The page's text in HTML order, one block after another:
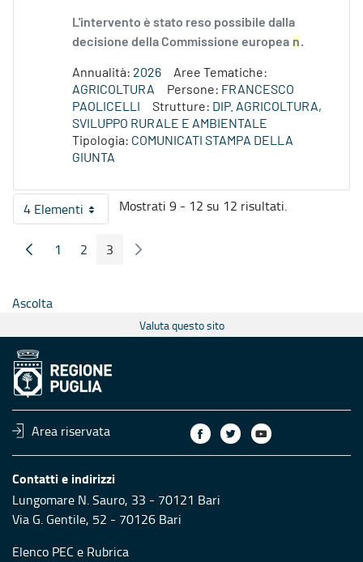
L'intervento è stato reso possibile dalla
decisione della Commissione europea n.
Annualità: 2026
Aree Tematiche:
AGRICOLTURA
Persone: FRANCESCO
PAOLICELLI
Strutture: DIP. AGRICOLTURA,
SVILUPPO RURALE E AMBIENTALE
Tipologia: COMUNICATI STAMPA DELLA
GIUNTA
4 ElementiPer pagina
Mostrati 9 - 12 su 12 risultati.
Pagina Precedente
Pagina
1 Pagina
2 Pagina
3 Pagina Seguente
Ascolta
Valuta questo sito
Area riservata
Contatti e indirizzi
Lungomare N. Sauro, 33 - 70121 Bari
Via G. Gentile, 52 - 70126 Bari
Elenco PEC e Rubrica